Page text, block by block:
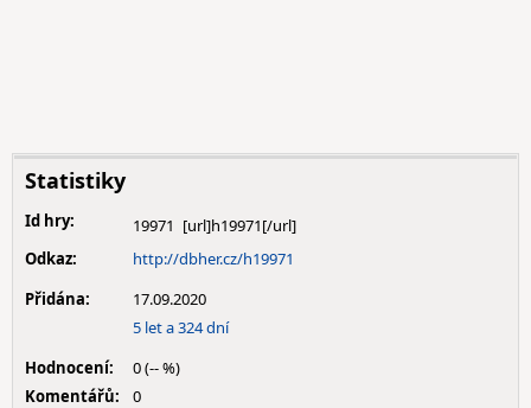
Statistiky
Id hry:
19971
Odkaz:
http://dbher.cz/h19971
Přidána:
17.09.2020
5 let a 324 dní
Hodnocení:
0 (-- %)
Komentářů:
0